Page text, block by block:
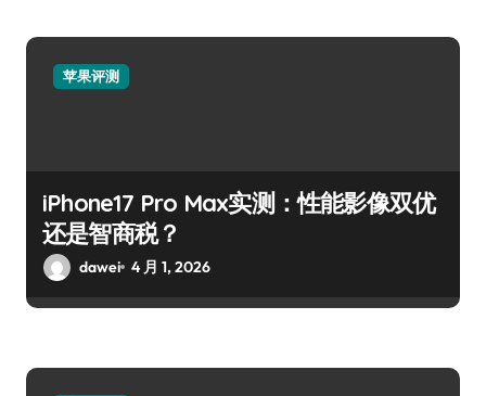
苹果评测
iPhone17 Pro Max实测：性能影像双优
还是智商税？
dawei 4 月 1, 2026